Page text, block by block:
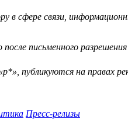
в сфере связи,
письменного разрешения
публикуются на правах
Пресс-релизы